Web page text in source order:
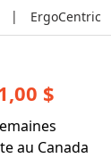
| ErgoCentric
$
au Canada